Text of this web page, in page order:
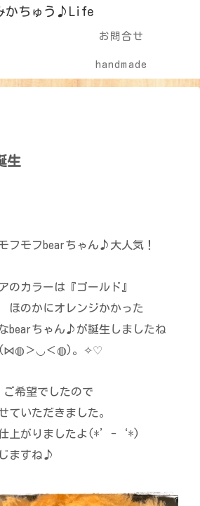
かちゅう♪Life
お問合せ
handmade
生
フモフbearちゃん♪大人気！
カラーは『ゴールド』
のかにオレンジかかった
bearちゃん♪が誕生しましたね
(⋈◍＞◡＜◍)。✧♡
ご希望でしたので
ていただきました。
上がりましたよ(*’-‘*)
ますね♪